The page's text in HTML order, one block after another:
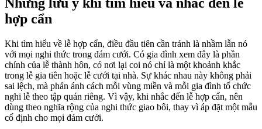
hợp cẩn
Khi tìm hiểu về lễ hợp cẩn, điều đầu tiên cần tránh là nhầm lẫn nó
với mọi nghi thức trong đám cưới. Có gia đình xem đây là phần
chính của lễ thành hôn, có nơi lại coi nó chỉ là một khoảnh khắc
trong lễ gia tiên hoặc lễ cưới tại nhà. Sự khác nhau này không phải
sai lệch, mà phản ánh cách mỗi vùng miền và mỗi gia đình tổ chức
nghi lễ theo tập quán riêng. Vì vậy, khi nhắc đến lễ hợp cẩn, nên
dùng theo nghĩa rộng của nghi thức giao bôi, thay vì áp đặt một mẫu
cố định cho mọi đám cưới.